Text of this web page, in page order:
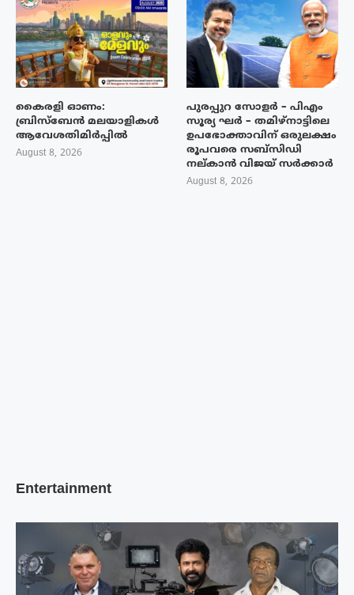
കൈരളി ഓണം:
ബ്രിസ്ബേൻ മലയാളികൾ
ആവേശതിമിർപ്പിൽ
August 8, 2026
പുരപ്പുറ സോളർ – പിഎം
സൂര്യ ഘർ – തമിഴ്നാട്ടിലെ
ഉപഭോക്താവിന് ഒരുലക്ഷം
രൂപവരെ സബ്സിഡി
നല്കാൻ വിജയ് സർക്കാർ
August 8, 2026
Entertainment